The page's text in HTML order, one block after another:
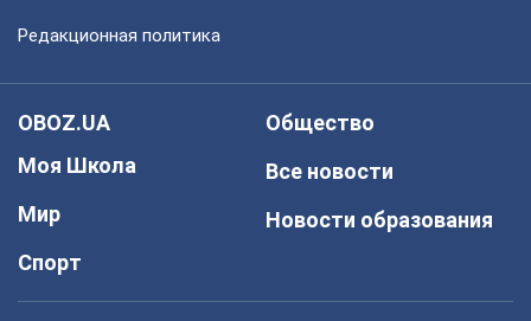
Редакционная политика
OBOZ.UA
Моя Школа
Мир
Спорт
Общество
Все новости
Новости образования